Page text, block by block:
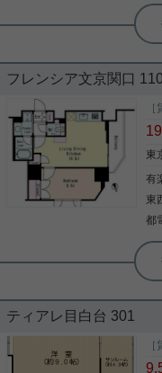
根津駅前センター（実用
在
椿
空間を
だ
実用春日ホーム 茗荷谷店
5
多い
料で
せ！ ★お電話でのご相談もお気軽
日
写真(9)
フレンシア文京関口
東
有
東
都
実用春日ホーム 春日町店
「
な
ティアレ目白台 301